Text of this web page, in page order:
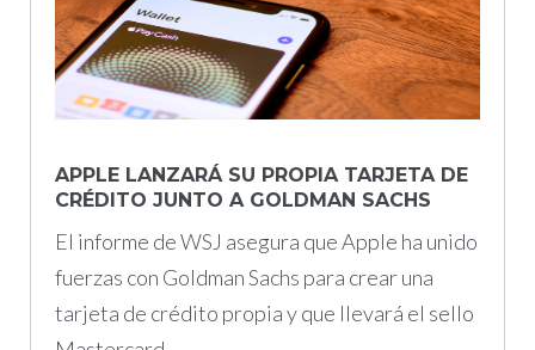
21
de
febrero
de
2019
APPLE LANZARÁ SU PROPIA TARJETA DE
CRÉDITO JUNTO A GOLDMAN SACHS
El informe de WSJ asegura que Apple ha unido
fuerzas con Goldman Sachs para crear una
tarjeta de crédito propia y que llevará el sello